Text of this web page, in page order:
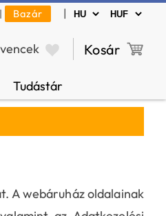
| Bazár |
Kosár
Tudástár
A webáruház oldalainak